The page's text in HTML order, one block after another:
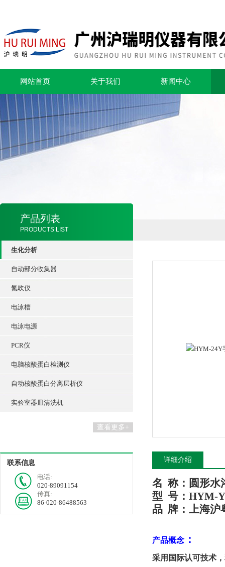
网站首页 关于我们 新闻中心
产品列表
PRODUCTS LIST
生化分析
自动部分收集器
氮吹仪
电泳槽
电泳电源
PCR仪
电脑核酸蛋白检测仪
自动核酸蛋白分离层析仪
实验室器皿清洗机
查看更多+
联系信息
电话:
020-89091154
传真:
86-020-86488563
详细介绍
名 称： 圆形水
型 号 ： HYM-
品 牌： 上海沪
产品概念 ：
采用国际认可技术